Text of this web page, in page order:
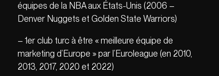
équipes de la NBA aux États-Unis (2006 –
Denver Nuggets et Golden State Warriors)
– 1er club turc à être « meilleure équipe de
marketing d’Europe » par l’Euroleague (en 2010,
2013, 2017, 2020 et 2022)